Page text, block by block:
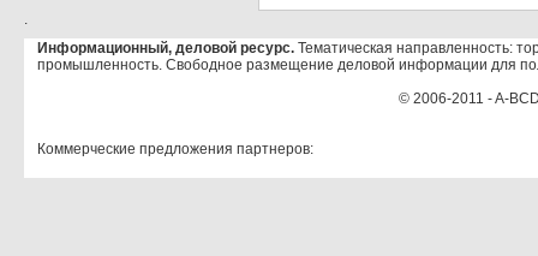
.
Информационный, деловой ресурс. Тематическая направленность:
промышленность. Свободное размещение деловой информации для
© 2006-2011 - A-
Коммерческие предложения партнеров: